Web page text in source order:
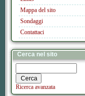
Mappa del sito
Sondaggi
Contattaci
Cerca nel sito
Ricerca avanzata